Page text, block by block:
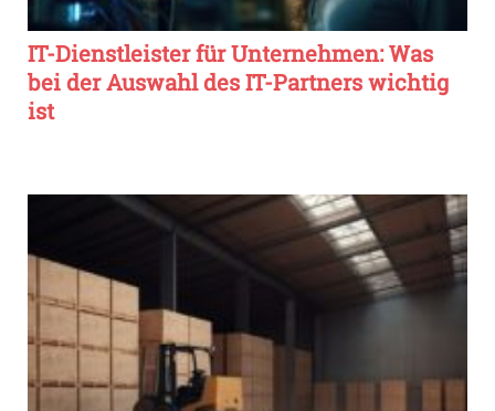
IT-Dienstleister für Unternehmen: Was
bei der Auswahl des IT-Partners wichtig
ist